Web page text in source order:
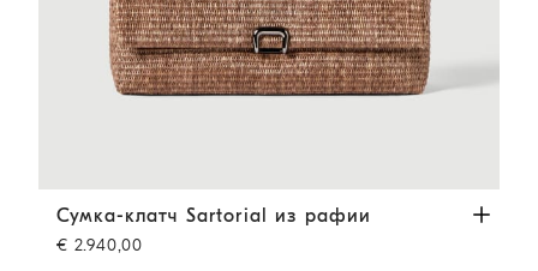
Сумка-клатч Sartorial из рафии Светло-Коричневый
Сумка-клатч Sartorial из рафии
€ 2.940,00